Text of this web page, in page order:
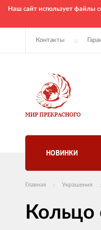
Наш сайт использует файлы
Контакты
НОВИНКИ
Главная Украшения
Кольцо